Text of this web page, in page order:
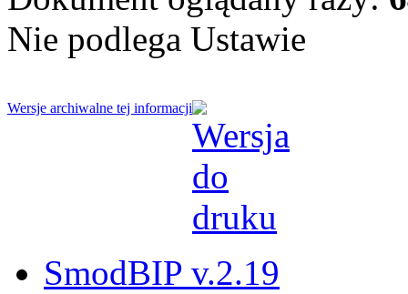
Nie podlega Ustawie
Wersje archiwalne tej informacji
SmodBIP v.2.19